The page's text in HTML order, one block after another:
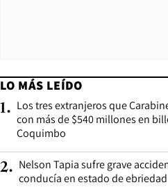
LO MÁS LEÍDO
1. Los tres extranjeros que
con más de $540 millones en
Coquimbo
2. Nelson Tapia sufre grave
conducía en estado de ebriedad